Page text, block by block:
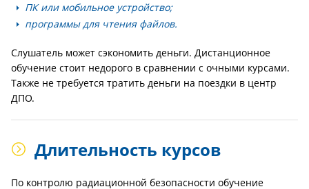
ПК или мобильное устройство;
программы для чтения файлов.
Слушатель может сэкономить деньги. Дистанционное
обучение стоит недорого в сравнении с очными курсами.
Также не требуется тратить деньги на поездки в центр
ДПО.
Длительность курсов
По контролю радиационной безопасности обучение